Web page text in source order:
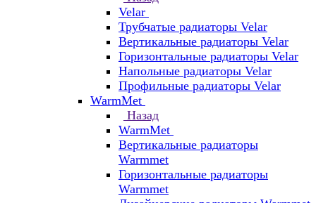
Velar
Трубчатые радиаторы Velar
Вертикальные радиаторы Velar
Горизонтальные радиаторы Velar
Напольные радиаторы Velar
Профильные радиаторы Velar
WarmMet
Назад
WarmMet
Вертикальные радиаторы
Warmmet
Горизонтальные радиаторы
Warmmet